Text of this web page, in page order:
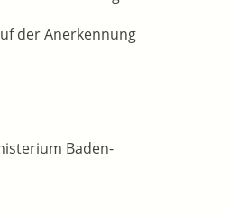
der Anerkennung
Baden-